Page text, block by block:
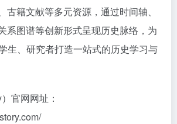
古籍文献等多元资源，通过时间轴、
系图谱等创新形式呈现历史脉络，为
生、研究者打造一站式的历史学习与
官网网址：